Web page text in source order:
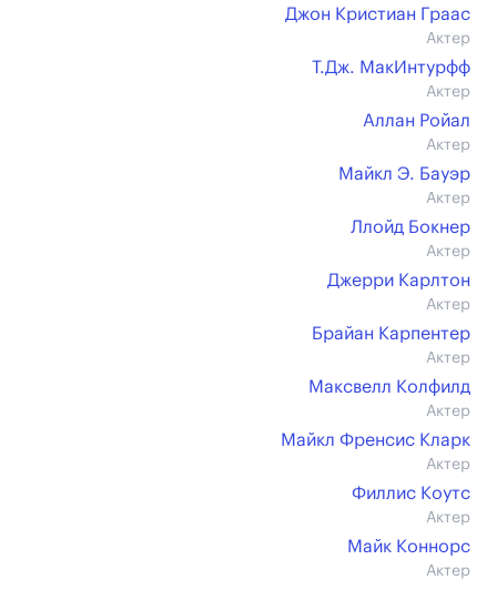
Джон Кристиан Граас
Актер
Т.Дж. МакИнтурфф
Актер
Аллан Ройал
Актер
Майкл Э. Бауэр
Актер
Ллойд Бокнер
Актер
Джерри Карлтон
Актер
Брайан Карпентер
Актер
Максвелл Колфилд
Актер
Майкл Френсис Кларк
Актер
Филлис Коутс
Актер
Майк Коннорс
Актер